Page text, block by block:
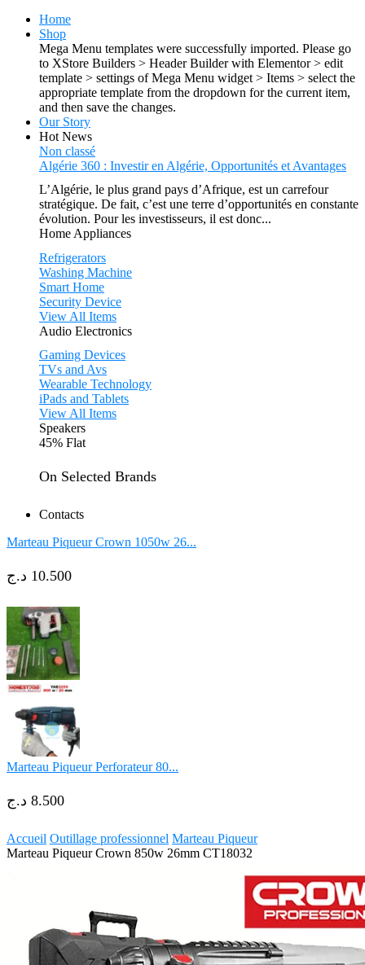
Home
Shop
Mega Menu templates were successfully imported. Please go
to XStore Builders > Header Builder with Elementor > edit
template > settings of Mega Menu widget > Items > select the
appropriate template from the dropdown for the current item,
and then save the changes.
Our Story
Hot News
Non classé
Algérie 360 : Investir en Algérie, Opportunités et Avantages
L’Algérie, le plus grand pays d’Afrique, est un carrefour
stratégique. De fait, c’est une terre d’opportunités en constante
évolution. Pour les investisseurs, il est donc...
Home Appliances
Refrigerators
Washing Machine
Smart Home
Security Device
View All Items
Audio Electronics
Gaming Devices
TVs and Avs
Wearable Technology
iPads and Tablets
View All Items
Speakers
45% Flat
On Selected Brands
Contacts
Marteau Piqueur Crown 1050w 26...
10.500 د.ج
Marteau Piqueur Perforateur 80...
8.500 د.ج
Accueil Outillage professionnel Marteau Piqueur
Marteau Piqueur Crown 850w 26mm CT18032